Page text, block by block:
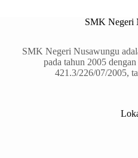
SMK Negeri
SMK Negeri Nusawungu
pada tahun 2005
421.3/226/07/2005,